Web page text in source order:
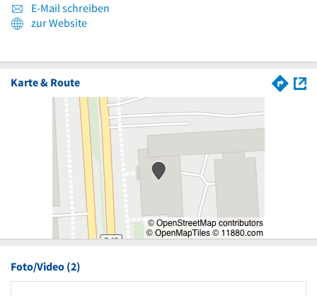
E-Mail schreiben
zur Website
Karte & Route
Foto/Video (2)